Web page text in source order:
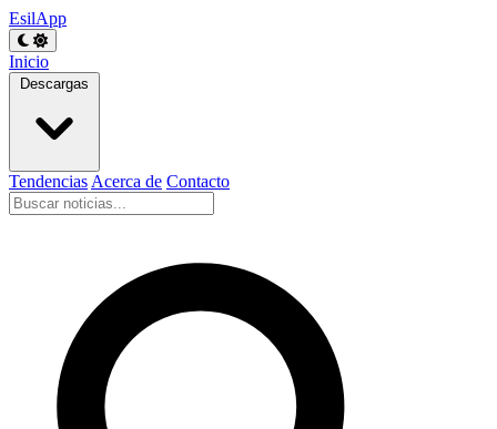
EsilApp
Inicio
Descargas
Tendencias Acerca de Contacto